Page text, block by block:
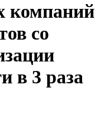
компаний
со
в 3 раза